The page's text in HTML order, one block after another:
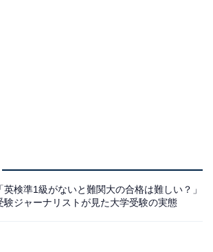
「英検準1級がないと難関大の合格は難しい？」
験ジャーナリストが見た大学受験の実態